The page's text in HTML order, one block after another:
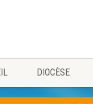
DIOCÈSE